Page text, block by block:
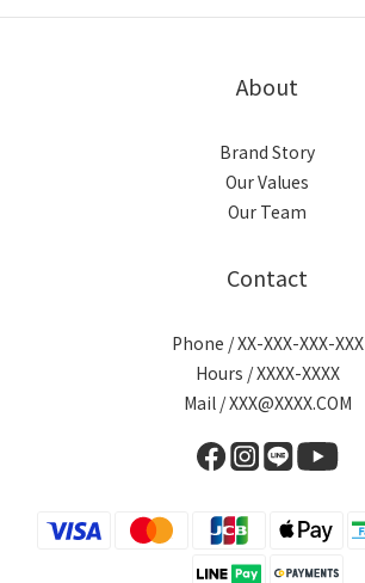
About
Brand Story
Our Values
Our Team
Contact
Phone / XX-XXX-XXX-XXX
Hours / XXXX-XXXX
Mail / XXX@XXXX.COM